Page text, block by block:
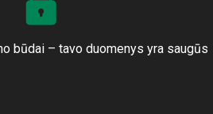
būdai – tavo duomenys yra saugūs